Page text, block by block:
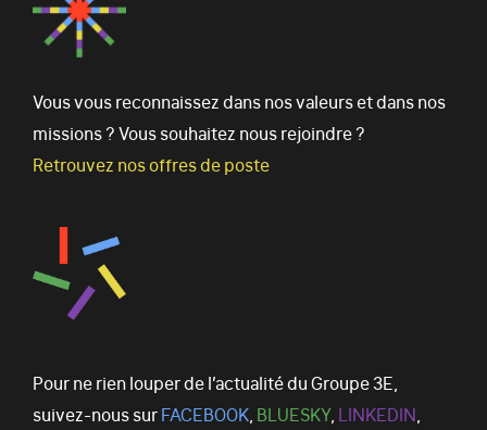
Vous vous reconnaissez dans nos valeurs et dans nos
missions ? Vous souhaitez nous rejoindre ?
Retrouvez nos offres de poste
Pour ne rien louper de l’actualité du Groupe 3E,
suivez-nous surFACEBOOK, BLUESKY, LINKEDIN,